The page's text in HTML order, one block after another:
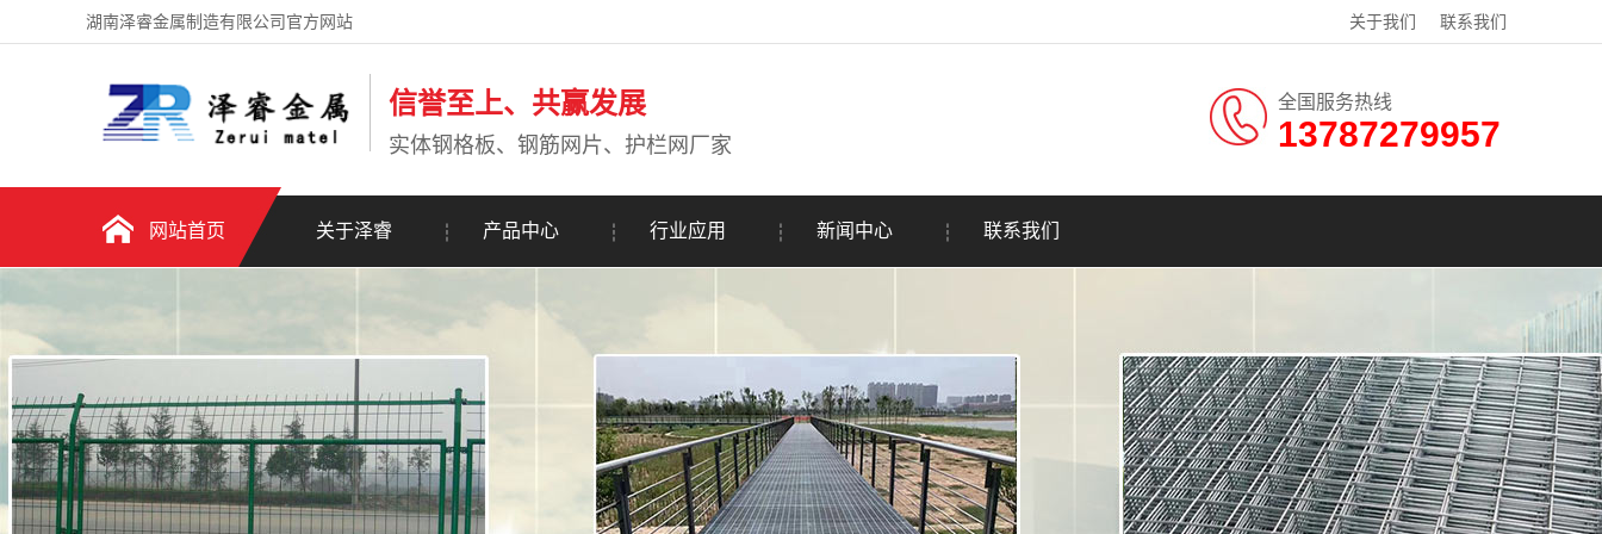
湖南泽睿金属制造有限公司官方网站 关于我们 联系我们
信誉至上、共赢发展
实体钢格板、钢筋网片、护栏网厂家
全国服务热线
13787279957
网站首页 关于泽睿 产品中心 行业应用 新闻中心 联系我们